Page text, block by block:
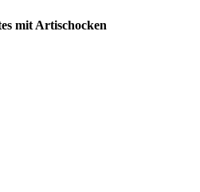
mit Artischocken